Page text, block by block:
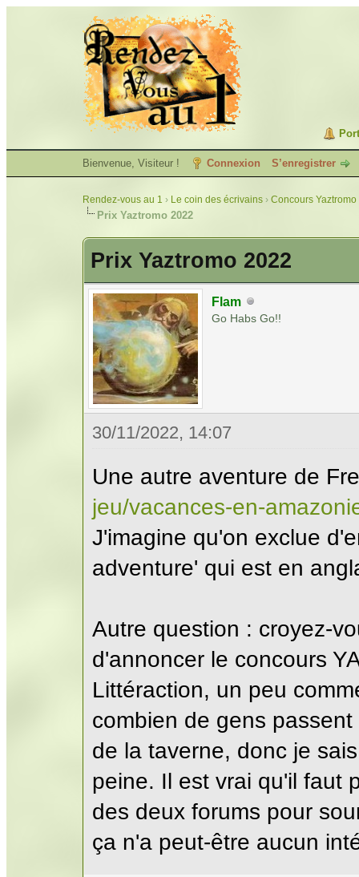
Bienvenue, Visiteur ! Connexion S’enregistrer
Rendez-vous au 1 › Le coin des écrivains › Concours Yaztromo
Prix Yaztromo 2022
Prix Yaztromo 2022
Flam
Go Habs Go!!
30/11/2022, 14:07
Une autre aventure de
jeu/vacances-en-
J'imagine qu'on exclue
adventure' qui est en
Autre question : croyez-
d'annoncer le concours
Littéraction, un peu
combien de gens
de la taverne, donc je
peine. Il est vrai qu'il faut
des deux forums pour
ça n'a peut-être aucun